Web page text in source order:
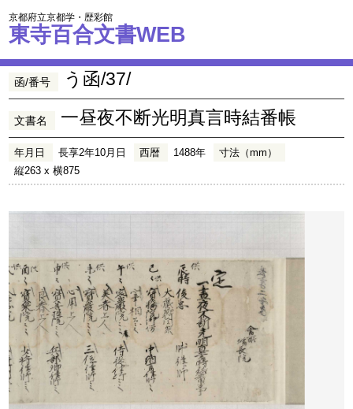
京都府立京都学・歴彩館
東寺百合文書WEB
函/番号 う函/37/
文書名 一昼夜不断光明真言時結番帳
年月日 長享2年10月日 西暦 1488年
寸法（mm）
縦263 x 横875